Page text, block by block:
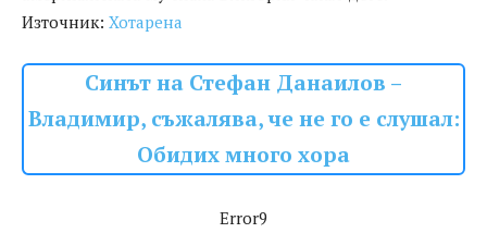
Източник: Хотарена
Синът на Стефан Данаилов –
Владимир, съжалява, че не го е слушал:
Обидих много хора
Error9